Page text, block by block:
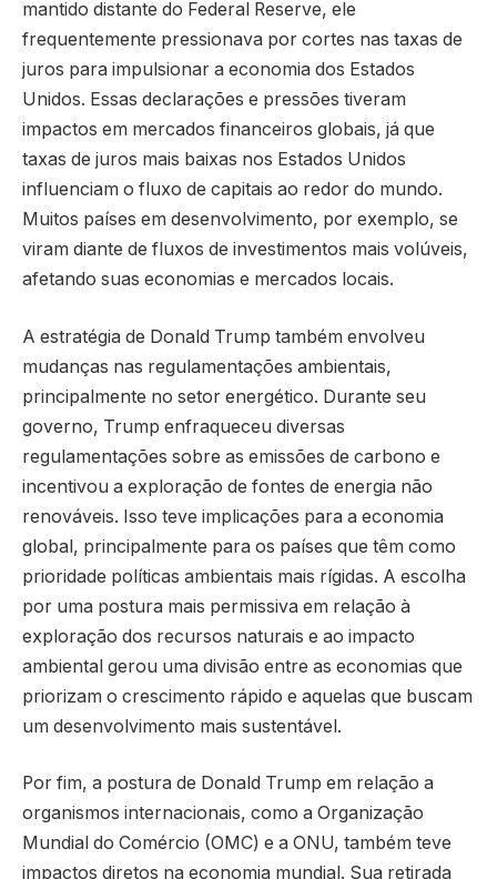
mantido distante do Federal Reserve, ele
frequentemente pressionava por cortes nas taxas de
juros para impulsionar a economia dos Estados
Unidos. Essas declarações e pressões tiveram
impactos em mercados financeiros globais, já que
taxas de juros mais baixas nos Estados Unidos
influenciam o fluxo de capitais ao redor do mundo.
Muitos países em desenvolvimento, por exemplo, se
viram diante de fluxos de investimentos mais volúveis,
afetando suas economias e mercados locais.
A estratégia de Donald Trump também envolveu
mudanças nas regulamentações ambientais,
principalmente no setor energético. Durante seu
governo, Trump enfraqueceu diversas
regulamentações sobre as emissões de carbono e
incentivou a exploração de fontes de energia não
renováveis. Isso teve implicações para a economia
global, principalmente para os países que têm como
prioridade políticas ambientais mais rígidas. A escolha
por uma postura mais permissiva em relação à
exploração dos recursos naturais e ao impacto
ambiental gerou uma divisão entre as economias que
priorizam o crescimento rápido e aquelas que buscam
um desenvolvimento mais sustentável.
Por fim, a postura de Donald Trump em relação a
organismos internacionais, como a Organização
Mundial do Comércio (OMC) e a ONU, também teve
impactos diretos na economia mundial. Sua retirada